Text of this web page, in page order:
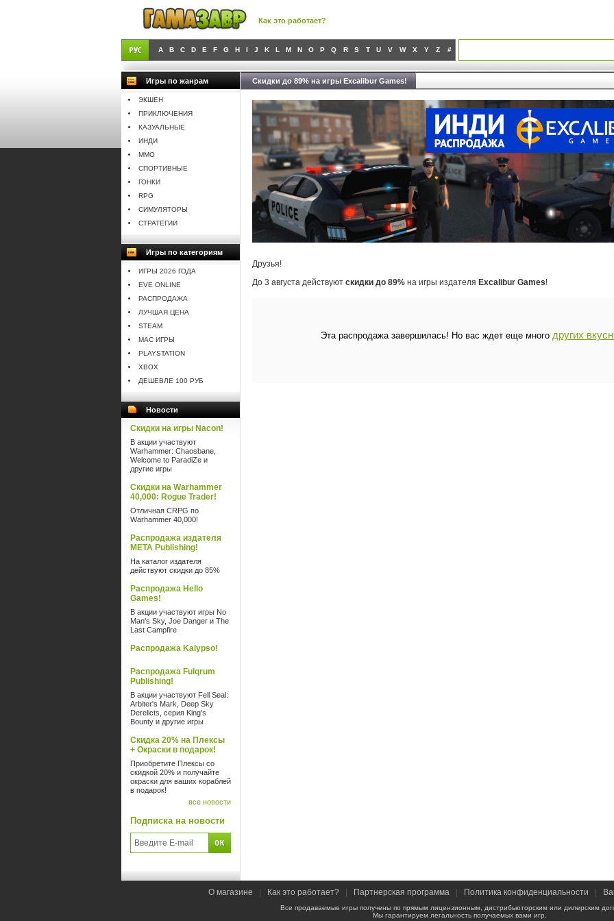
Как это работает?
A B C D E F G H I J K L M N O P Q R S T U V W X Y Z #
Игры по жанрам
ЭКШЕН
ПРИКЛЮЧЕНИЯ
КАЗУАЛЬНЫЕ
ИНДИ
MMO
СПОРТИВНЫЕ
ГОНКИ
RPG
СИМУЛЯТОРЫ
СТРАТЕГИИ
Игры по категориям
ИГРЫ 2026 ГОДА
EVE ONLINE
РАСПРОДАЖА
ЛУЧШАЯ ЦЕНА
STEAM
MAC ИГРЫ
PLAYSTATION
XBOX
ДЕШЕВЛЕ 100 РУБ
Новости
Скидки на игры Nacon!
В акции участвуют
Warhammer: Chaosbane,
Welcome to ParadiZe и
другие игры
Скидки на Warhammer
40,000: Rogue Trader!
Отличная CRPG по
Warhammer 40,000!
Распродажа издателя
META Publishing!
На каталог издателя
действуют скидки до 85%
Распродажа Hello
Games!
В акции участвуют игры No
Man's Sky, Joe Danger и The
Last Campfire
Распродажа Kalypso!
Распродажа Fulqrum
Publishing!
В акции участвуют Fell Seal:
Arbiter's Mark, Deep Sky
Derelicts, серия King's
Bounty и другие игры
Скидка 20% на Плексы
+ Окраски в подарок!
Приобретите Плексы со
скидкой 20% и получайте
окраски для ваших кораблей
в подарок!
все новости
Подписка на новости
Скидки до 89% на игры Excalibur Games!
Друзья!
До 3 августа действуют скидки до 89% на игры издателя Excalibur Games!
Эта распродажа завершилась! Но вас ждет еще много других
О магазине Как это работает? Партнерская программа Политика конфиденциальности
Все продаваемые игры получены по прямым лицензионным, дистрибьюторским или дилерским
Мы гарантируем легальность получаемых вами игр.